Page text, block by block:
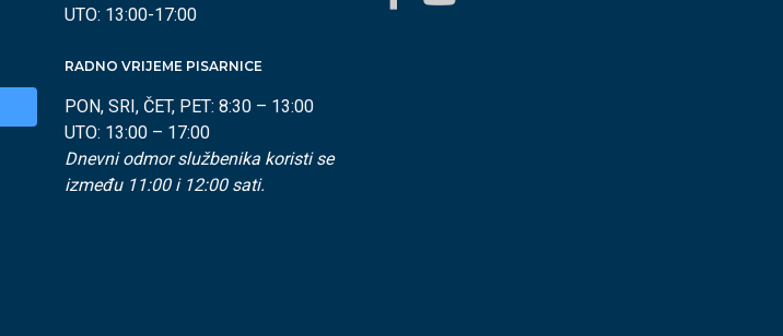
UTO: 13:00-17:00
RADNO VRIJEME PISARNICE
PON, SRI, ČET, PET: 8:30 – 13:00
UTO: 13:00 – 17:00
Dnevni odmor službenika koristi se
između 11:00 i 12:00 sati.